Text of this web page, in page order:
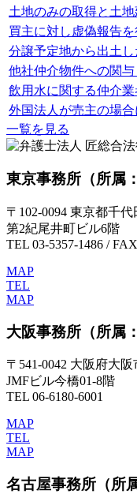
土地のみの取得と土
買主に対し虚偽報告
分譲予定地から出土
他社仲介物件への関
飲用水に関する仲介
外国法人が売主の場
一覧を見る
東京事務所 （所属
〒102-0094 東京都千
第2紀尾井町ビル6階
TEL 03-5357-1486 /
MAP
TEL
MAP
大阪事務所 （所属
〒541-0042 大阪府大
JMFビル今橋01-8階
TEL 06-6180-6001
MAP
TEL
MAP
名古屋事務所 （所